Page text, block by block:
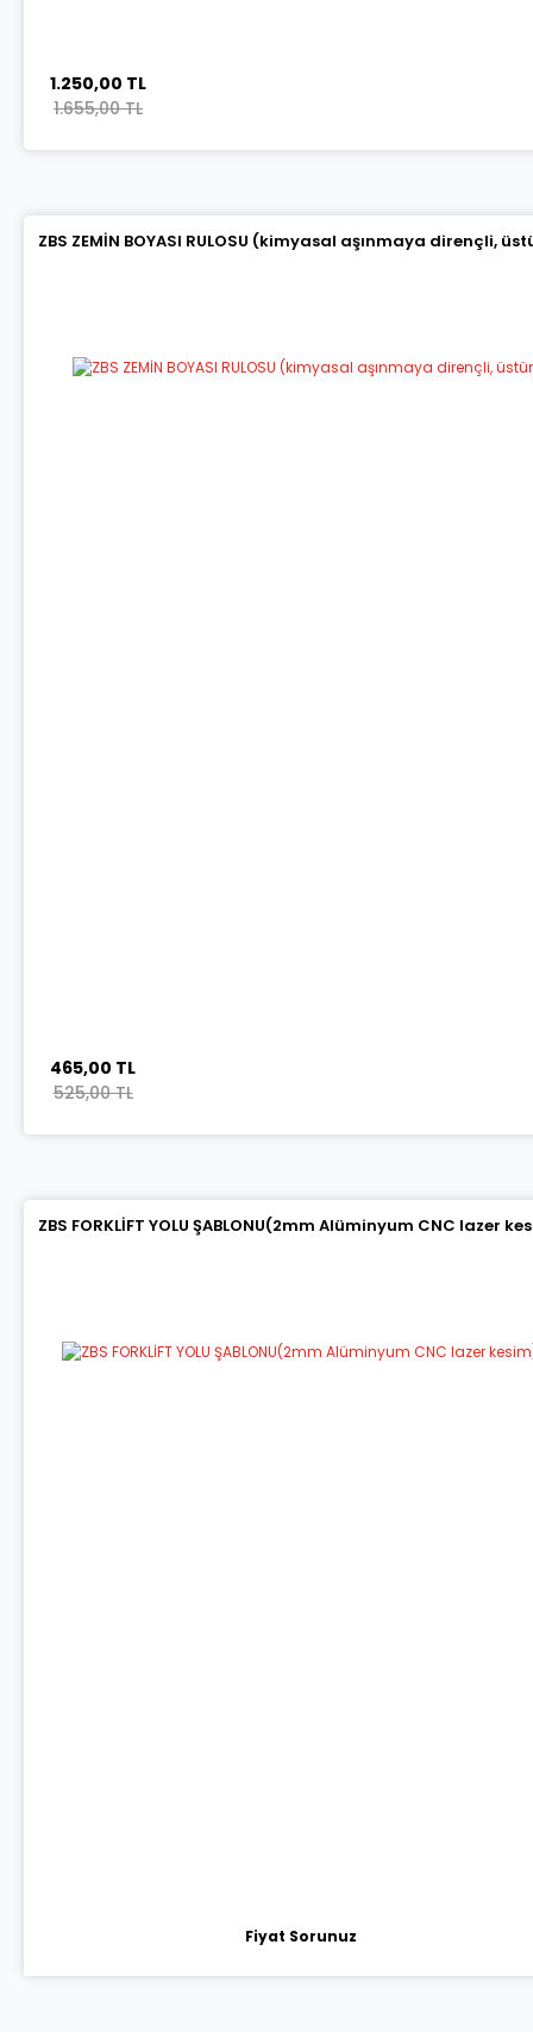
1.250,00 TL
1.655,00 TL
ZBS ZEMİN BOYASI RULOSU (kimyasal aşınmaya dirençli,
465,00 TL
525,00 TL
ZBS FORKLİFT YOLU ŞABLONU(2mm Alüminyum CNC lazer
Fiyat Sorunuz